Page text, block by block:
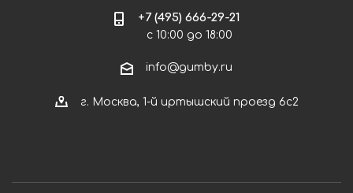
+7 (495) 666-29-21
с 10:00 до 18:00
info@gumby.ru
г. Москва, 1-й иртышский проезд 6с2